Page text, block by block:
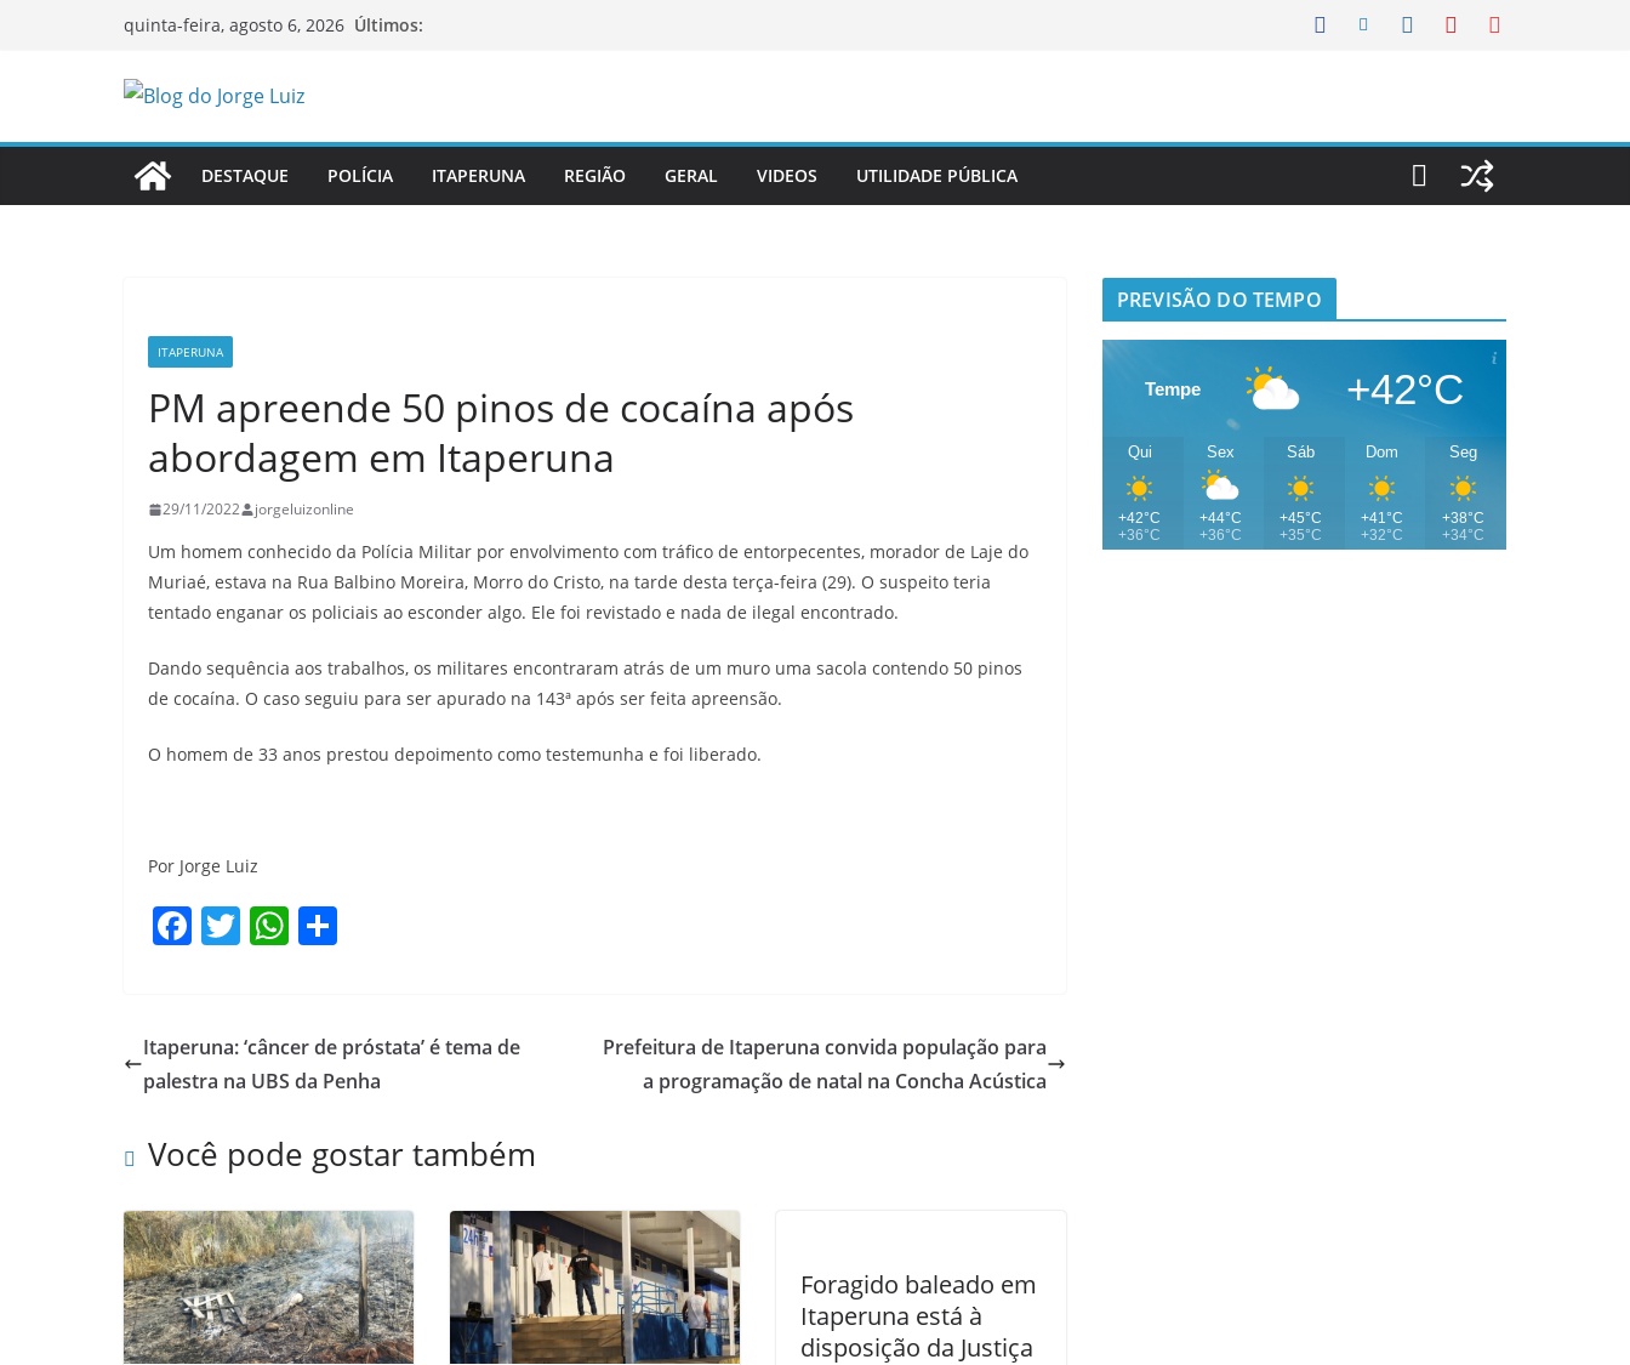
quinta-feira, agosto 6, 2026 Últimos:
DESTAQUE POLÍCIA ITAPERUNA REGIÃO GERAL VIDEOS UTILIDADE PÚBLICA
ITAPERUNA
PM apreende 50 pinos de cocaína após
abordagem em Itaperuna
29/11/2022 jorgeluizonline
Um homem conhecido da Polícia Militar por envolvimento com tráfico de entorpecentes, morador de Laje do
Muriaé, estava na Rua Balbino Moreira, Morro do Cristo, na tarde desta terça-feira (29). O suspeito teria
tentado enganar os policiais ao esconder algo. Ele foi revistado e nada de ilegal encontrado.
Dando sequência aos trabalhos, os militares encontraram atrás de um muro uma sacola contendo 50 pinos
de cocaína. O caso seguiu para ser apurado na 143ª após ser feita apreensão.
O homem de 33 anos prestou depoimento como testemunha e foi liberado.
Por Jorge Luiz
F
e
b
o
k
T
er
W
s
A
p
e
Itaperuna: ‘câncer de próstata’ é tema de
palestra na UBS da Penha
Prefeitura de Itaperuna convida população para
a programação de natal na Concha Acústica
Você pode gostar também
Foragido baleado em
Itaperuna está à
disposição da Justiça
PREVISÃO DO TEMPO
Tempe +42°C
Qui
+42°C
+36°C
Sex
+44°C
+36°C
Sáb
+45°C
+35°C
Dom
+41°C
+32°C
Seg
+38°C
+34°C